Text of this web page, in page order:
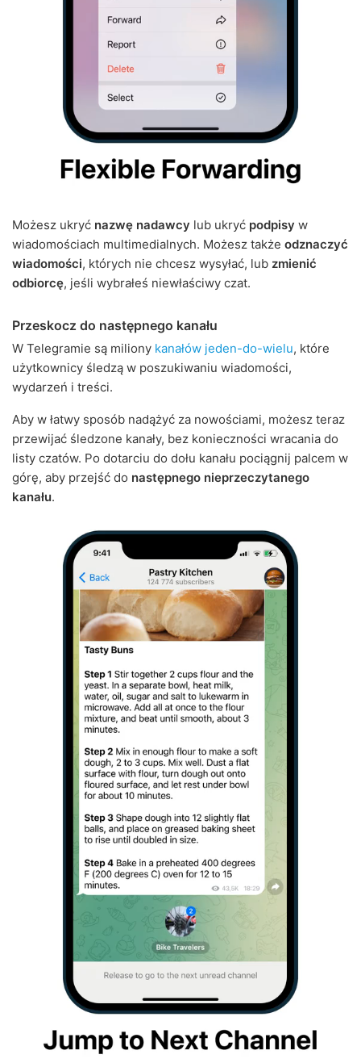
Możesz ukryć nazwę nadawcy lub ukryć podpisy w
wiadomościach multimedialnych. Możesz także odznaczyć
wiadomości, których nie chcesz wysyłać, lub zmienić
odbiorcę, jeśli wybrałeś niewłaściwy czat.
Przeskocz do następnego kanału
W Telegramie są miliony kanałów jeden-do-wielu, które
użytkownicy śledzą w poszukiwaniu wiadomości,
wydarzeń i treści.
Aby w łatwy sposób nadążyć za nowościami, możesz teraz
przewijać śledzone kanały, bez konieczności wracania do
listy czatów. Po dotarciu do dołu kanału pociągnij palcem w
górę, aby przejść do następnego nieprzeczytanego
kanału.